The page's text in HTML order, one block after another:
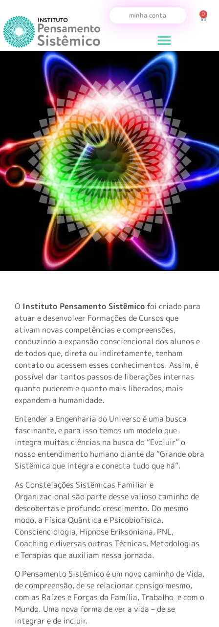
minha conta 0
O Instituto Pensamento Sistêmico foi criado para
atuar e desenvolver Formações de Cursos que
ativam novas competências e compreensões,
conduzindo a expansão consciencional dos alunos e
de todos que, direta ou indiretamente, tenham
contato ou acessem esses conhecimentos. Assim, é
possível dar tantos passos de liberações internas
quanto puderem e quanto mais liberados, mais
expandem a humanidade.
Entender a Engenharia do Universo é uma busca
fascinante, e para isso temos um modelo que
integra muitas ciências na busca do “Evoluir” o
nosso entendimento humano diante da “Grande obra
Sistêmica que integra e conecta tudo que há”.
As Constelações Sistêmicas Familiar e
Organizacional são parte desse valioso caminho de
descobertas e profundo crescimento. Do mesmo
modo, a Física Quântica e Psicobiofísica,
Conscienciologia, Hipnose Eriksoniana, PNL,
Coaching e diversas outras Técnicas, Metodologias
e Terapias que auxiliam nessa jornada.
O Pensamento Sistêmico é um novo caminho de Vida,
de compreensão, de se relacionar consigo mesmo,
com as Raízes e Forças da Família, Trabalho e com o
Mundo. Uma nova forma de ver a vida – de se
integrar e de incluir.